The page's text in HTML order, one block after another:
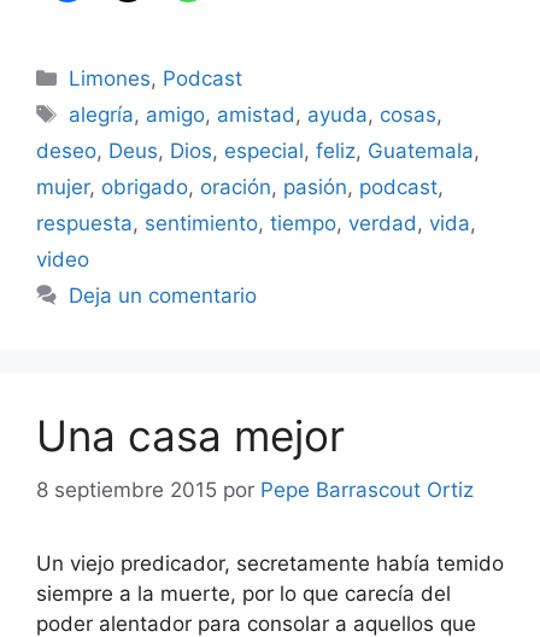
Categorías
Limones, Podcast
Etiquetas
alegría, amigo, amistad, ayuda, cosas,
deseo, Deus, Dios, especial, feliz, Guatemala,
mujer, obrigado, oración, pasión, podcast,
respuesta, sentimiento, tiempo, verdad, vida,
video
Deja un comentario
Una casa mejor
8 septiembre 2015 por Pepe Barrascout Ortiz
Un viejo predicador, secretamente había temido
siempre a la muerte, por lo que carecía del
poder alentador para consolar a aquellos que